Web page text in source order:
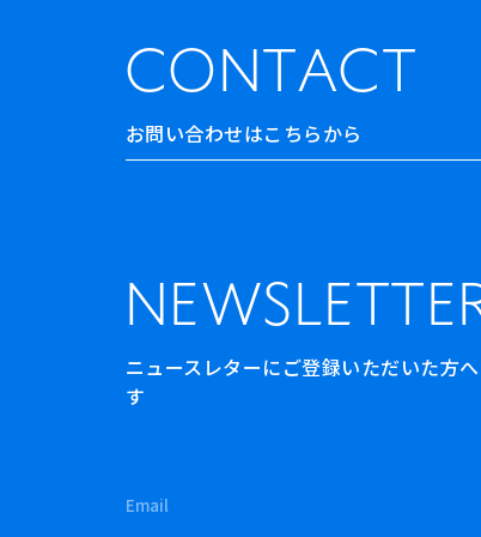
CONTACT
お問い合わせはこちらから
ニュースレターにご登録いただいた方
す